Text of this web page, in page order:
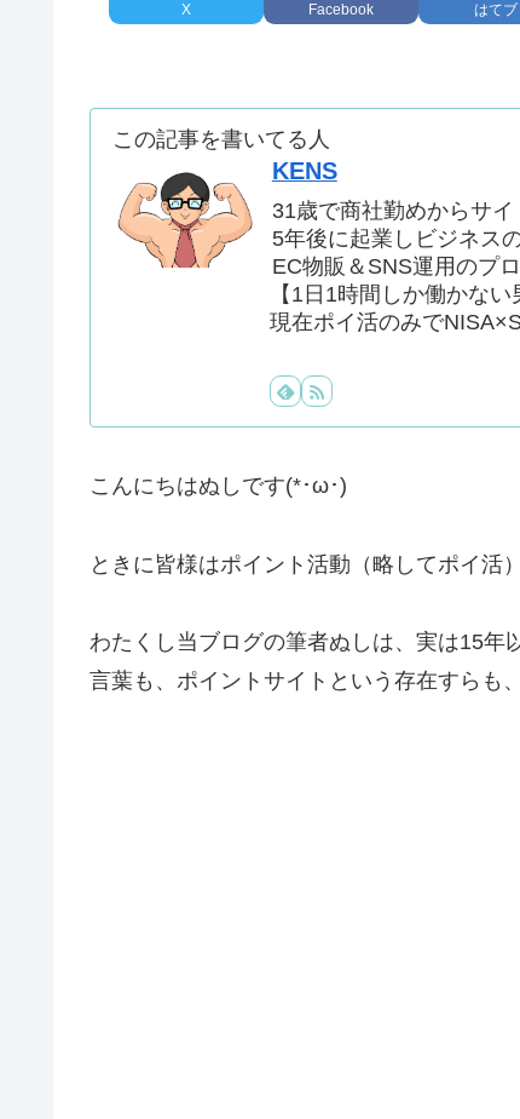
X Facebook はてブ
この記事を書いてる人
KENS
31歳で商社勤めからサイ
5年後に起業しビジネス
EC物販＆SNS運用のプロ
【1日1時間しか働かな
現在ポイ活のみで
こんにちはぬしです(*･ω･)
ときに皆様はポイント活動（略してポイ活
わたくし当ブログの筆者ぬしは、実は15年
言葉も、ポイントサイトという存在すらも